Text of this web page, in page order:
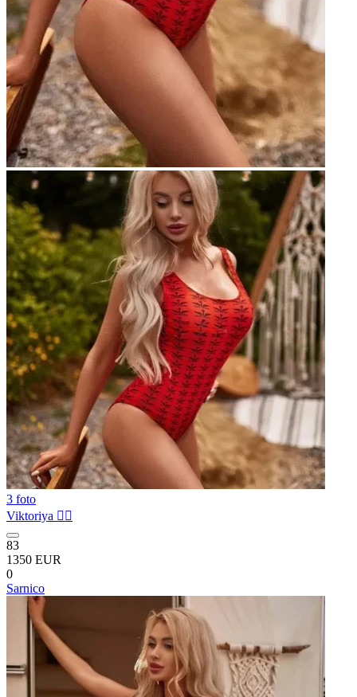
3 foto
Viktoriya ❤️‍🔥
83
1350 EUR
0
Sarnico